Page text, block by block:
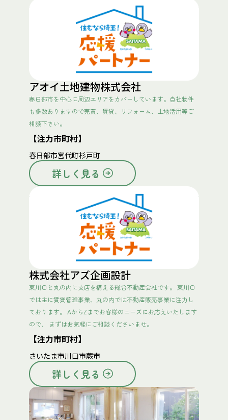
アオイ土地建物株式会社
春日部市を中心に周辺エリアをカバーしています。自社物件
も多数ありますので売買、賃貸、リフォーム、土地活用等ご
相談下さい。
【注力市町村】
春日部市宮代町杉戸町
詳しく見る
株式会社アズ企画設計
東川口と丸の内に支店を構える総合不動産会社です。 東川口
では主に賃貸管理事業、丸の内では不動産販売事業に注力し
ております。 AからZまでお客様のニーズにお応えいたします
ので、 まずはお気軽にご相談くださいませ。
【注力市町村】
さいたま市川口市蕨市
詳しく見る